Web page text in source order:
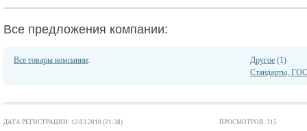
Все предложения компании:
Все товары компании: Другое (1)
Стандарты,
ДАТА РЕГИСТРАЦИИ: 12.03.2010 (21:38) ПРОСМОТРОВ: 315